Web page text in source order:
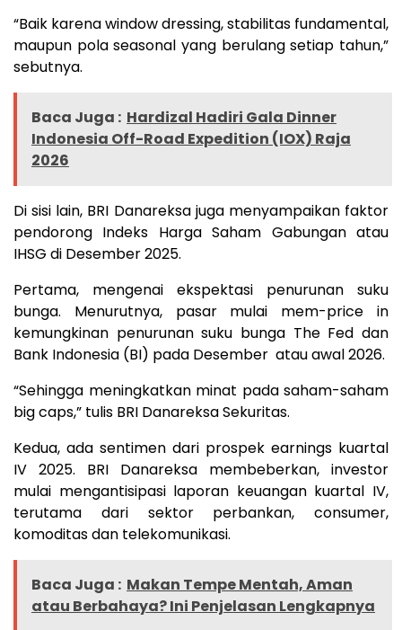
“Baik karena window dressing, stabilitas fundamental,
maupun pola seasonal yang berulang setiap tahun,”
sebutnya.
Baca Juga : Hardizal Hadiri Gala Dinner
Indonesia Off-Road Expedition (IOX) Raja
2026
Di sisi lain, BRI Danareksa juga menyampaikan faktor
pendorong Indeks Harga Saham Gabungan atau
IHSG di Desember 2025.
Pertama, mengenai ekspektasi penurunan suku
bunga. Menurutnya, pasar mulai mem-price in
kemungkinan penurunan suku bunga The Fed dan
Bank Indonesia (BI) pada Desember atau awal 2026.
“Sehingga meningkatkan minat pada saham-saham
big caps,” tulis BRI Danareksa Sekuritas.
Kedua, ada sentimen dari prospek earnings kuartal
IV 2025. BRI Danareksa membeberkan, investor
mulai mengantisipasi laporan keuangan kuartal IV,
terutama dari sektor perbankan, consumer,
komoditas dan telekomunikasi.
Baca Juga : Makan Tempe Mentah, Aman
atau Berbahaya? Ini Penjelasan Lengkapnya